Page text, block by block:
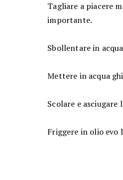
Tagliare a piacere
importante.
Sbollentare in
Mettere in acqua
Scolare e asciugare
Friggere in olio evo